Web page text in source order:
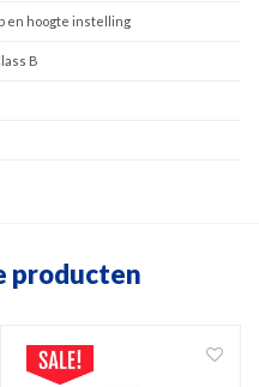
en hoogte instelling
B
producten